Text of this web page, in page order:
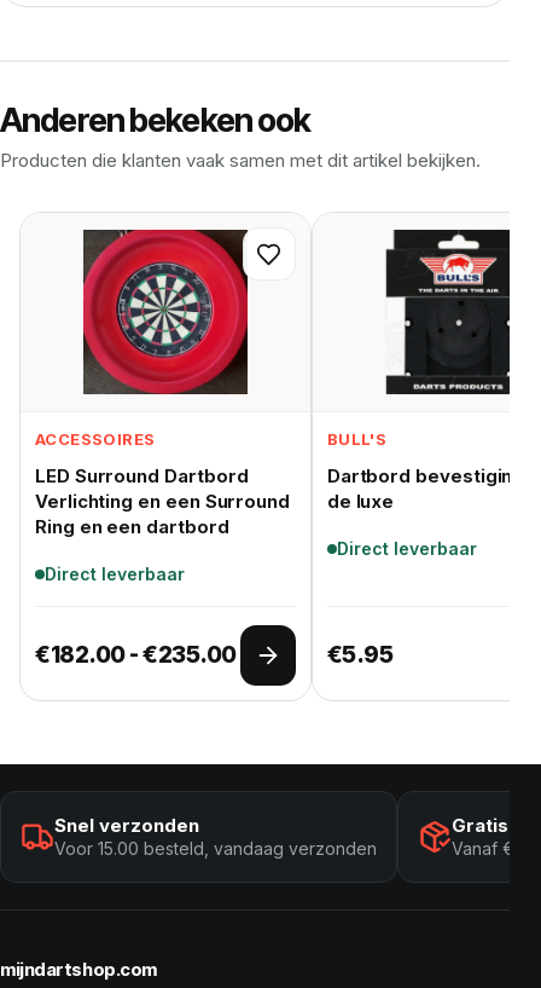
Anderen bekeken ook
Producten die klanten vaak samen met dit artikel bekijken.
ACCESSOIRES
LED Surround Dartbord
Verlichting en een Surround
Ring en een dartbord
Direct leverbaar
€182.00-€235.00Prijsklasse: €182.00 tot
Opties selecteren
BULL'S
Dartbord bevestigings
de luxe
Direct leverbaar
€5.95
Snel verzonden
Voor 15.00 besteld, vandaag verzonden
Gratis
Vanaf €
mijndartshop.com